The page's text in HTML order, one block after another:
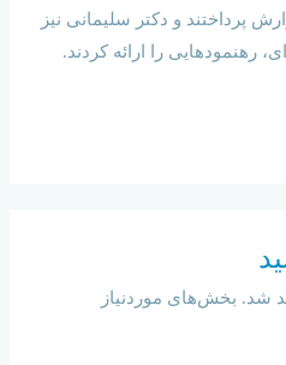
پرداختند و دکتر سلیمانی نیز
را ارائه کردند.
شد. بخش‌های موردنیاز